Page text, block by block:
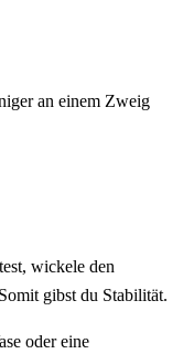
an einem Zweig
wickele den
gibst du Stabilität.
oder eine